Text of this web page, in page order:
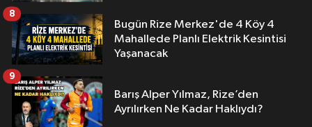
Bugün Rize Merkez'de 4 Köy 4
Mahallede Planlı Elektrik Kesintisi
Yaşanacak
8
Barış Alper Yılmaz, Rize’den
Ayrılırken Ne Kadar Haklıydı?
9